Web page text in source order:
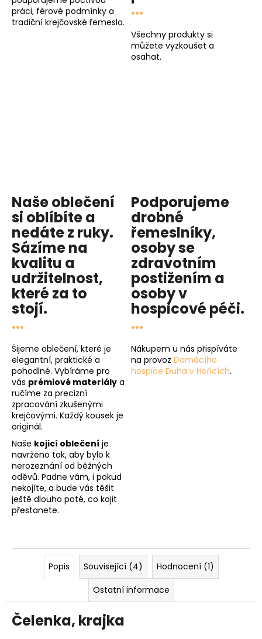
práci, férové podmínky a
tradiční krejčovské řemeslo.
...
Všechny produkty si
můžete vyzkoušet a
osahat.
Naše oblečení
si oblíbíte a
nedáte z ruky.
Sázíme na
kvalitu a
udržitelnost,
které za to
stojí.
...
Šijeme oblečení, které je
elegantní, praktické a
pohodlné. Vybíráme pro
vás prémiové materiály a
ručíme za precizní
zpracování zkušenými
krejčovými. Každý kousek je
originál.
Naše kojicí oblečení je
navrženo tak, aby bylo k
nerozeznání od běžných
oděvů. Padne vám, i pokud
nekojíte, a bude vás těšit
ještě dlouho poté, co kojit
přestanete.
Podporujeme
drobné
řemeslníky,
osoby se
zdravotním
postižením a
osoby v
hospicové péči.
...
Nákupem u nás přispíváte
na provoz Domácího
hospice Duha v Hořicích.
Popis Související (4)
Hodnocení (1)
Ostatní informace
Čelenka, krajka